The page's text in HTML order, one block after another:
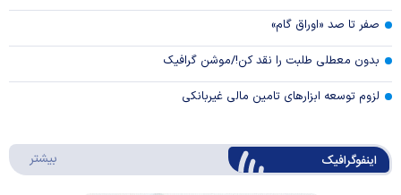
صفر تا صد «اوراق گام»
بدون معطلی طلبت را نقد کن!/موشن گرافیک
لزوم توسعه ابزارهای تامین مالی غیربانکی
اینفوگرافیک بیشتر